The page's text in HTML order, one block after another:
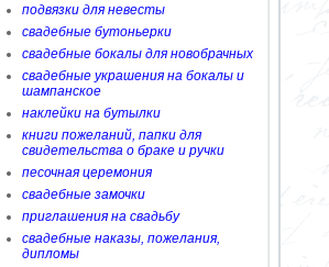
подвязки для невесты
свадебные бутоньерки
свадебные бокалы для новобрачных
свадебные украшения на бокалы и
шампанское
наклейки на бутылки
книги пожеланий, папки для
свидетельства о браке и ручки
песочная церемония
свадебные замочки
приглашения на свадьбу
свадебные наказы, пожелания,
дипломы